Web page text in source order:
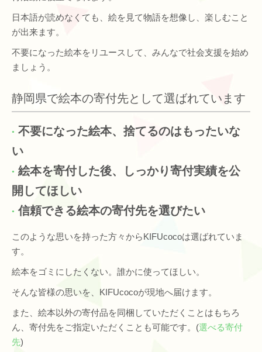
日本語が読めなくても、絵を見て物語を想像し、楽しむこと
が出来ます。
不要になった絵本をリユースして、みんなで社会支援を始め
ましょう。
静岡県で絵本の寄付先として選ばれています
不要になった絵本、捨てるのはもったいな
い
絵本を寄付した後、しっかり寄付実績を公
開してほしい
信頼できる絵本の寄付先を選びたい
このような思いを持った方々からKIFUcocoは選ばれていま
す。
絵本をゴミにしたくない。誰かに使ってほしい。
そんな皆様の思いを、KIFUcocoが現地へ届けます。
また、絵本以外の寄付品を同梱していただくことはもちろ
ん、寄付先をご指定いただくことも可能です。(選べる寄付
先)